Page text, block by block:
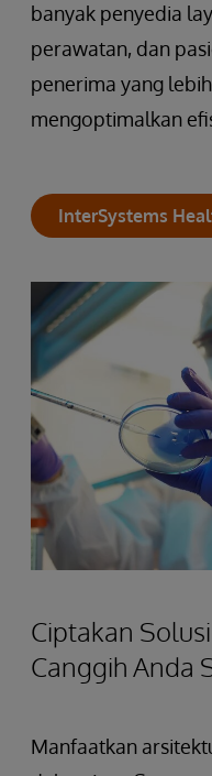
banyak penyedia
perawatan, dan
penerima yang
mengoptimalkan
InterSystems
Ciptakan
Canggih Anda
Manfaatkan